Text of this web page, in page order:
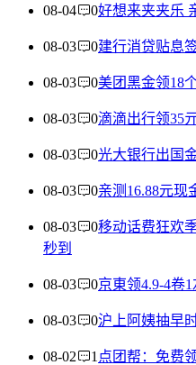
08-04 0好想来夹夹乐
08-03 0建行消贷贴息
08-03 0美团黑金领18
08-03 0滴滴出行领35
08-03 0光大银行出国
08-03 0亲测16.88元现
08-03 0移动话费狂欢
秒到
08-03 0京東领4.9-4卷
08-03 0沪上阿姨抽早
08-02 1 点团帮：免费